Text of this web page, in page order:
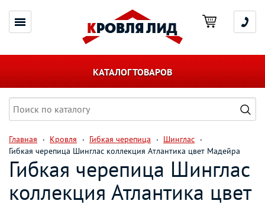
КАТАЛОГ ТОВАРОВ
Главная Кровля Гибкая черепица
Шинглас
Гибкая черепица Шинглас коллекция Атлантика цвет Мадейра
Гибкая черепица Шинглас
коллекция Атлантика цвет